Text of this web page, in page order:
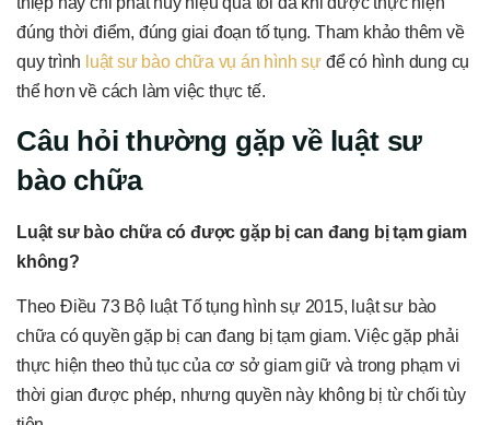
đúng thời điểm, đúng giai đoạn tố tụng. Tham khảo thêm về
quy trình luật sư bào chữa vụ án hình sự để có hình dung cụ
thể hơn về cách làm việc thực tế.
Câu hỏi thường gặp về luật sư
bào chữa
Luật sư bào chữa có được gặp bị can đang bị tạm giam
không?
Theo Điều 73 Bộ luật Tố tụng hình sự 2015, luật sư bào
chữa có quyền gặp bị can đang bị tạm giam. Việc gặp phải
thực hiện theo thủ tục của cơ sở giam giữ và trong phạm vi
thời gian được phép, nhưng quyền này không bị từ chối tùy